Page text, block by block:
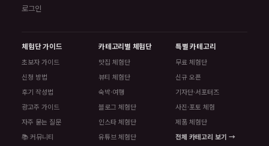
로그인
체험단 가이드
초보자 가이드
신청 방법
후기 작성법
광고주 가이드
자주 묻는 질문
📚 커뮤니티
카테고리별 체험단
맛집 체험단
뷰티 체험단
숙박·여행
블로그 체험단
인스타 체험단
유튜브 체험단
특별 카테고리
무료 체험단
신규 오픈
기자단·서포터즈
사진·포토 체험
제품 체험단
전체 카테고리 보기 →